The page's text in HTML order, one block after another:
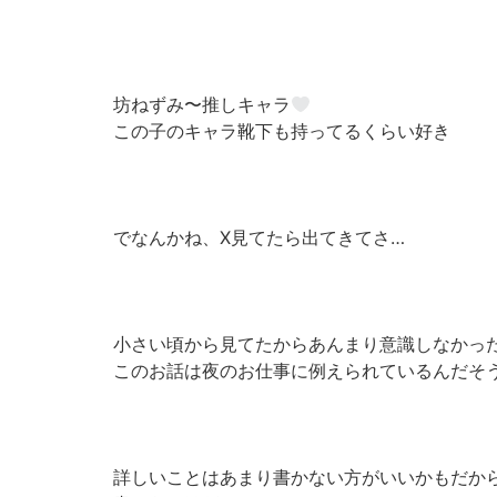
坊ねずみ〜推しキャラ
この子のキャラ靴下も持ってるくらい好き
でなんかね、X見てたら出てきてさ…
小さい頃から見てたからあんまり意識しなかっ
このお話は夜のお仕事に例えられているんだそ
詳しいことはあまり書かない方がいいかもだか